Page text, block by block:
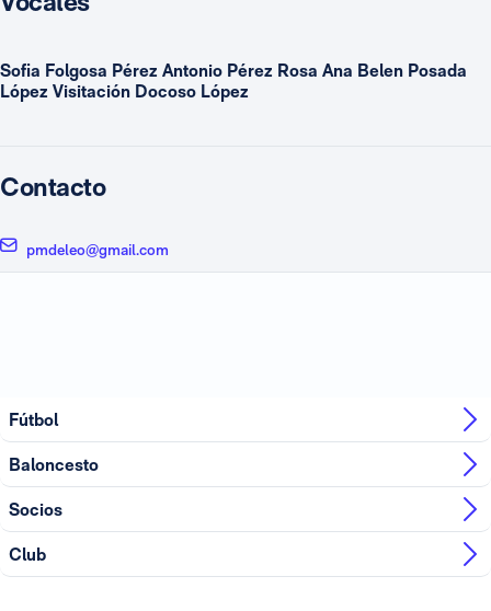
Sofia Folgosa Pérez Antonio Pérez Rosa Ana Belen Posada
López Visitación Docoso López
Contacto
pmdeleo@gmail.com
Fútbol
Baloncesto
Socios
Club